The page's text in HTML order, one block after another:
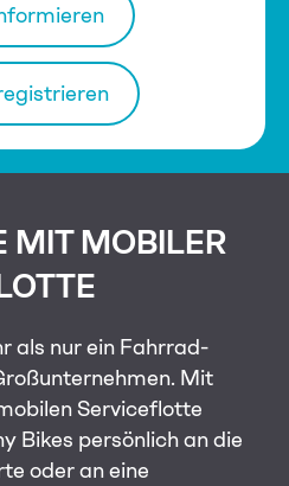
MIT MOBILER
als nur ein Fahrrad-
Mit
Serviceflotte
Bikes persönlich an die
oder an eine